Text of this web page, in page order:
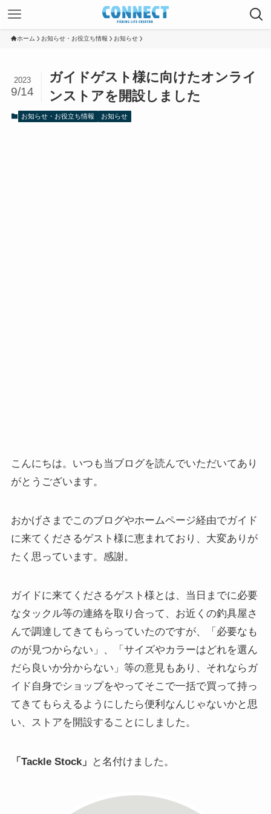
ホーム お知らせ・お役立ち情報 お知らせ
ガイドゲスト様に向けたオンライ
ンストアを開設しました
2023
9/14
お知らせ・お役立ち情報 お知らせ
こんにちは。いつも当ブログを読んでいただいてあり
がとうございます。
おかげさまでこのブログやホームページ経由でガイド
に来てくださるゲスト様に恵まれており、大変ありが
たく思っています。感謝。
ガイドに来てくださるゲスト様とは、当日までに必要
なタックル等の連絡を取り合って、お近くの釣具屋さ
んで調達してきてもらっていたのですが、「必要なも
のが見つからない」、「サイズやカラーはどれを選ん
だら良いか分からない」等の意見もあり、それならガ
イド自身でショップをやってそこで一括で買って持っ
てきてもらえるようにしたら便利なんじゃないかと思
い、ストアを開設することにしました。
「Tackle Stock」 と名付けました。